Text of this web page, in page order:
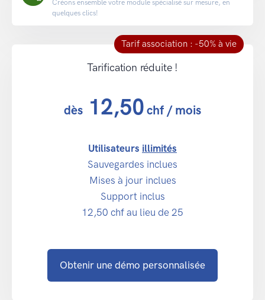
Créons ensemble votre module spécialisé sur mesure, en
quelques clics!
Tarif association : -50% à vie
Tarification réduite !
dès 12,50 chf / mois
Utilisateurs illimités
Sauvegardes inclues
Mises à jour inclues
Support inclus
12,50 chf au lieu de 25
Obtenir une démo personnalisée